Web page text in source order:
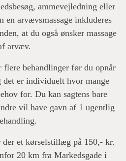
ammevejledning eller
en arvævsmassage inkluderes
at du også ønsker massage
arvæv.
behandlinger før du opnår
det er individuelt hvor mange
for. Du kan sagtens bare
vil have gavn af 1 ugentlig
der et kørselstillæg på 150,- kr.
20 km fra Markedsgade i